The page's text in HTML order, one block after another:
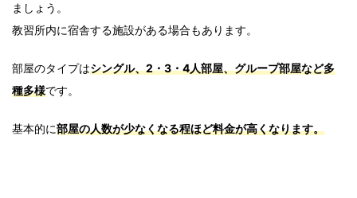
ましょう。
教習所内に宿舎する施設がある場合もあります。
部屋のタイプはシングル、2・3・4人部屋、グループ部屋など多
種多様です。
基本的に部屋の人数が少なくなる程ほど料金が高くなります。